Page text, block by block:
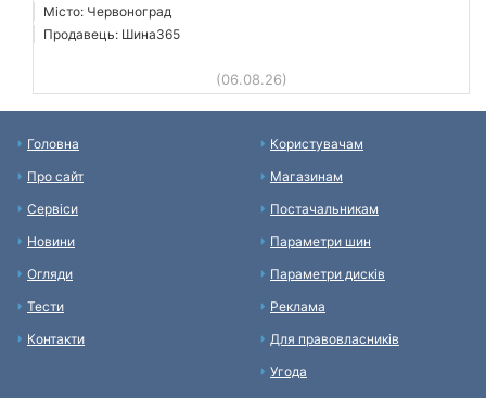
Місто: Червоноград
Продавець: Шина365
(06.08.26)
Головна
Про сайт
Сервіси
Новини
Огляди
Тести
Контакти
Користувачам
Магазинам
Постачальникам
Параметри шин
Параметри дисків
Реклама
Для правовласників
Угода